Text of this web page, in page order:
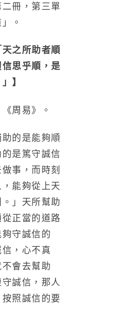
冊，第三單
。
之所助者順
思乎順，是
】
周易》。
的是能夠順
是篤守誠信
事，而時刻
能夠從上天
」天所幫助
正當的道路
守誠信的
，心不真
會去幫助
誠信，那人
照誠信的要